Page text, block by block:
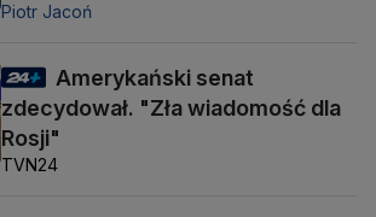
Piotr Jacoń
Amerykański senat
zdecydował. "Zła wiadomość dla
Rosji"
TVN24